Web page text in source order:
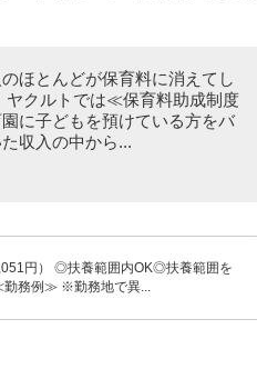
ほとんどが保育料に消えてし
ヤクルトでは≪保育料助成制度
に子どもを預けている方をバ
収入の中から...
円） ◎扶養範囲内OK◎扶養範囲を
勤務例≫ ※勤務地で異...